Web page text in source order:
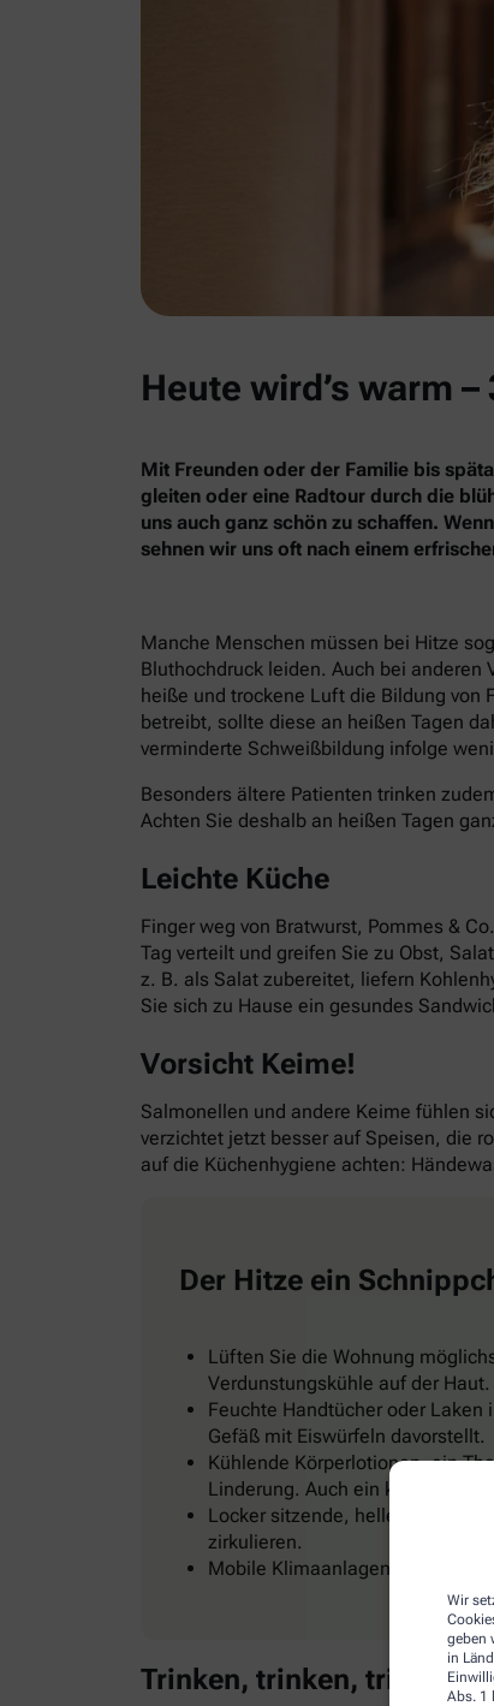
Wir
geben
in
Abs. 1
Heute wird’s warm
Mit Freunden oder der Familie bis
gleiten oder eine Radtour durch die
uns auch ganz schön zu schaffen.
sehnen wir uns oft nach einem
Manche Menschen müssen bei Hitze
Bluthochdruck leiden. Auch bei anderen
heiße und trockene Luft die Bildung von
betreibt, sollte diese an heißen Tagen
verminderte Schweißbildung infolge
Besonders ältere Patienten trinken
Achten Sie deshalb an heißen Tagen
Leichte Küche
Finger weg von Bratwurst, Pommes &
Tag verteilt und greifen Sie zu Obst,
z. B. als Salat zubereitet, liefern
Sie sich zu Hause ein gesundes
Vorsicht Keime!
Salmonellen und andere Keime fühlen
verzichtet jetzt besser auf Speisen, die
auf die Küchenhygiene achten:
Der Hitze ein
Lüften Sie die Wohnung
Verdunstungskühle auf der
Feuchte Handtücher oder
Gefäß mit Eiswürfeln davorstellt.
Kühlende Körperlotionen, ein
Linderung. Auch ein kühles
Locker sitzende, helle
zirkulieren.
Mobile Klimaanlagen gibt es im
Trinken, trinken, trinken!